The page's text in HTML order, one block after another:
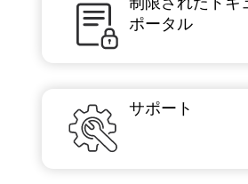
ポータル
サポート